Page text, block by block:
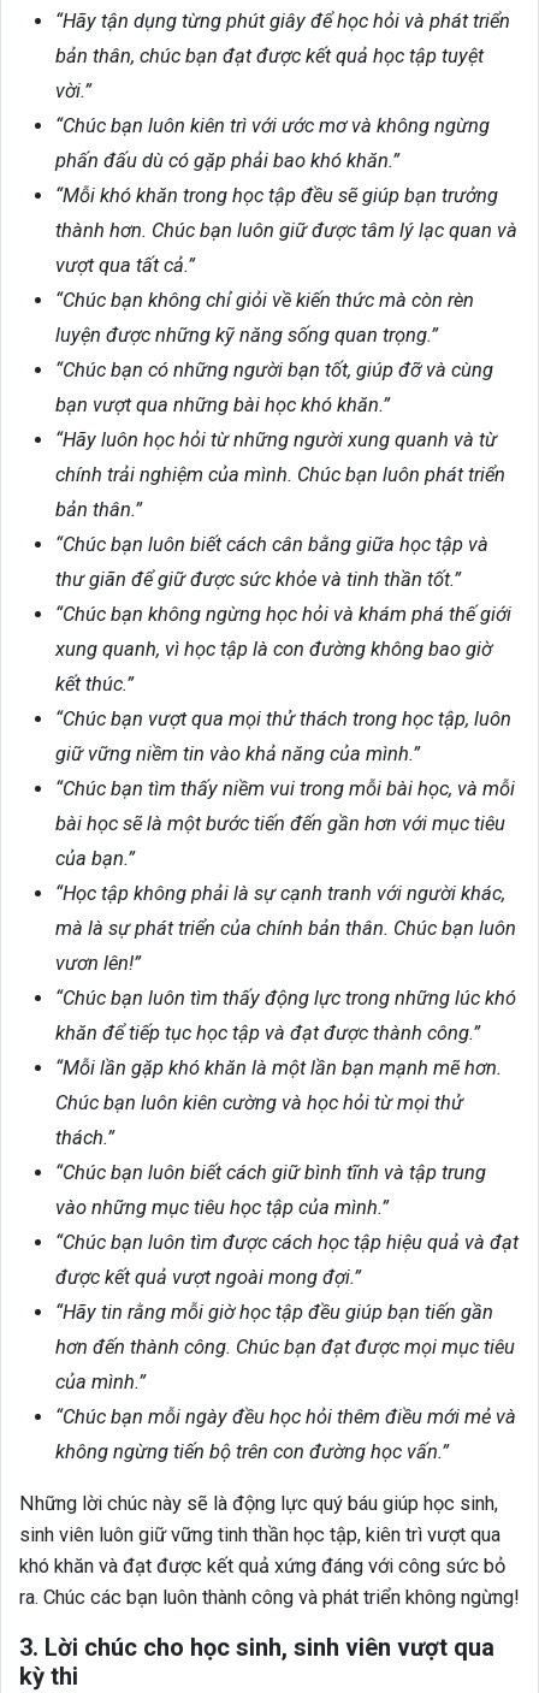
“Hãy tận dụng từng phút giây để học hỏi và phát triển
bản thân, chúc bạn đạt được kết quả học tập tuyệt
vời.”
“Chúc bạn luôn kiên trì với ước mơ và không ngừng
phấn đấu dù có gặp phải bao khó khăn.”
“Mỗi khó khăn trong học tập đều sẽ giúp bạn trưởng
thành hơn. Chúc bạn luôn giữ được tâm lý lạc quan và
vượt qua tất cả.”
“Chúc bạn không chỉ giỏi về kiến thức mà còn rèn
luyện được những kỹ năng sống quan trọng.”
“Chúc bạn có những người bạn tốt, giúp đỡ và cùng
bạn vượt qua những bài học khó khăn.”
“Hãy luôn học hỏi từ những người xung quanh và từ
chính trải nghiệm của mình. Chúc bạn luôn phát triển
bản thân.”
“Chúc bạn luôn biết cách cân bằng giữa học tập và
thư giãn để giữ được sức khỏe và tinh thần tốt.”
“Chúc bạn không ngừng học hỏi và khám phá thế giới
xung quanh, vì học tập là con đường không bao giờ
kết thúc.”
“Chúc bạn vượt qua mọi thử thách trong học tập, luôn
giữ vững niềm tin vào khả năng của mình.”
“Chúc bạn tìm thấy niềm vui trong mỗi bài học, và mỗi
bài học sẽ là một bước tiến đến gần hơn với mục tiêu
của bạn.”
“Học tập không phải là sự cạnh tranh với người khác,
mà là sự phát triển của chính bản thân. Chúc bạn luôn
vươn lên!”
“Chúc bạn luôn tìm thấy động lực trong những lúc khó
khăn để tiếp tục học tập và đạt được thành công.”
“Mỗi lần gặp khó khăn là một lần bạn mạnh mẽ hơn.
Chúc bạn luôn kiên cường và học hỏi từ mọi thử
thách.”
“Chúc bạn luôn biết cách giữ bình tĩnh và tập trung
vào những mục tiêu học tập của mình.”
“Chúc bạn luôn tìm được cách học tập hiệu quả và đạt
được kết quả vượt ngoài mong đợi.”
“Hãy tin rằng mỗi giờ học tập đều giúp bạn tiến gần
hơn đến thành công. Chúc bạn đạt được mọi mục tiêu
của mình.”
“Chúc bạn mỗi ngày đều học hỏi thêm điều mới mẻ và
không ngừng tiến bộ trên con đường học vấn.”
Những lời chúc này sẽ là động lực quý báu giúp học sinh,
sinh viên luôn giữ vững tinh thần học tập, kiên trì vượt qua
khó khăn và đạt được kết quả xứng đáng với công sức bỏ
ra. Chúc các bạn luôn thành công và phát triển không ngừng!
3. Lời chúc cho học sinh, sinh viên vượt qua
kỳ thi